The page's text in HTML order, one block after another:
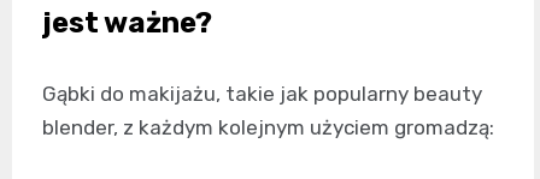
jest ważne?
Gąbki do makijażu, takie jak popularny beauty
blender, z każdym kolejnym użyciem gromadzą: